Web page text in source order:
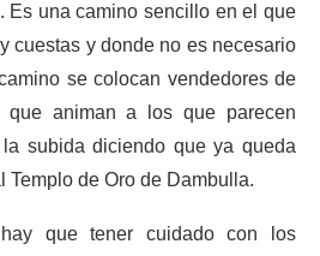
Es una camino sencillo en el que
cuestas y donde no es necesario
se colocan vendedores de
que animan a los que parecen
subida diciendo que ya queda
Templo de Oro de Dambulla.
que tener cuidado con los